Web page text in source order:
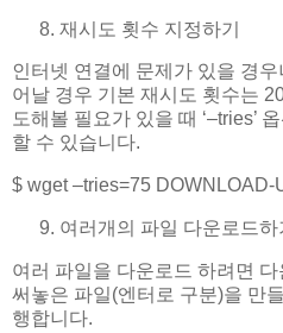
재시도 횟수 지정하기
인터넷 연결에 문제가 있을 경
어날 경우 기본 재시도 횟수는
도해볼 필요가 있을 때 ‘–tries’
할 수 있습니다.
$ wget –tries=75 DOWNLOAD-
여러개의 파일 다운로드하
여러 파일을 다운로드 하려면
써놓은 파일(엔터로 구분)을 만
행합니다.